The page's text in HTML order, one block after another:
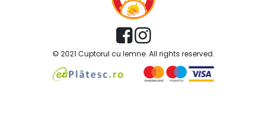
© 2021 Cuptorul cu lemne. All rights reserved.